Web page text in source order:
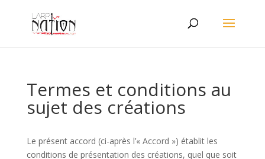
Termes et conditions au
sujet des créations
Le présent accord (ci-après l’« Accord ») établit les
conditions de présentation des créations, quel que soit